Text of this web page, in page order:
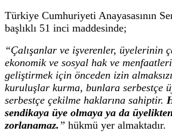
Türkiye Cumhuriyeti Anayasasının
başlıklı 51 inci maddesinde;
“Çalışanlar ve işverenler, üyelerinin
ekonomik ve sosyal hak ve
geliştirmek için önceden izin
kuruluşlar kurma, bunlara serbestçe
serbestçe çekilme haklarına sahiptir.
sendikaya üye olmaya ya da
zorlanamaz. ” hükmü yer almaktadır.